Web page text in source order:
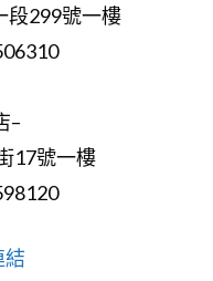
段299號一樓
–
17號一樓
結